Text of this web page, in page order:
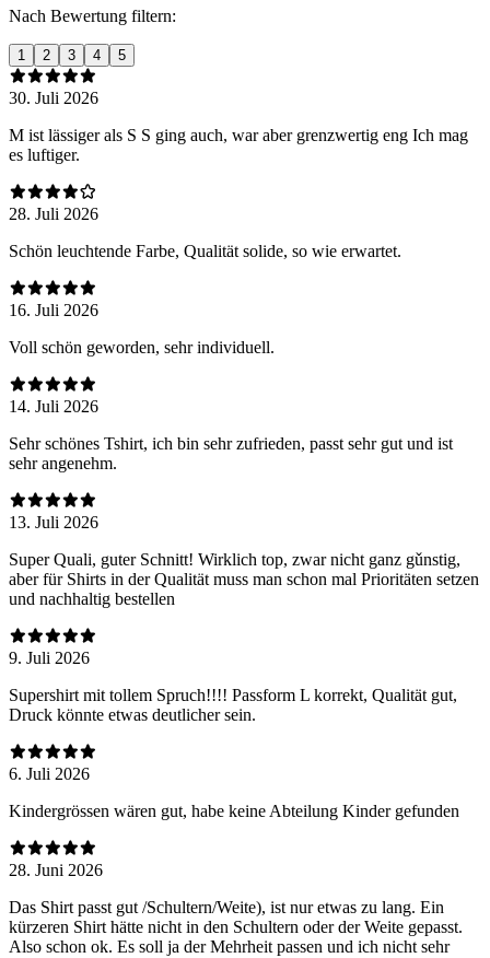
Nach Bewertung filtern:
1 2 3 4 5
30. Juli 2026
M ist lässiger als S S ging auch, war aber grenzwertig eng Ich mag
es luftiger.
28. Juli 2026
Schön leuchtende Farbe, Qualität solide, so wie erwartet.
16. Juli 2026
Voll schön geworden, sehr individuell.
14. Juli 2026
Sehr schönes Tshirt, ich bin sehr zufrieden, passt sehr gut und ist
sehr angenehm.
13. Juli 2026
Super Quali, guter Schnitt! Wirklich top, zwar nicht ganz gǔnstig,
aber für Shirts in der Qualität muss man schon mal Prioritäten setzen
und nachhaltig bestellen
9. Juli 2026
Supershirt mit tollem Spruch!!!! Passform L korrekt, Qualität gut,
Druck könnte etwas deutlicher sein.
6. Juli 2026
Kindergrössen wären gut, habe keine Abteilung Kinder gefunden
28. Juni 2026
Das Shirt passt gut /Schultern/Weite), ist nur etwas zu lang. Ein
kürzeren Shirt hätte nicht in den Schultern oder der Weite gepasst.
Also schon ok. Es soll ja der Mehrheit passen und ich nicht sehr